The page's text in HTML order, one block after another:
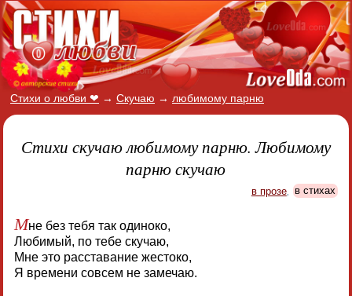
Стихи о любви ❤ → Скучаю → любимому парню
Стихи скучаю любимому парню. Любимому
парню скучаю
в прозе, в стихах
Мне без тебя так одиноко,
Любимый, по тебе скучаю,
Мне это расставание жестоко,
Я времени совсем не замечаю.